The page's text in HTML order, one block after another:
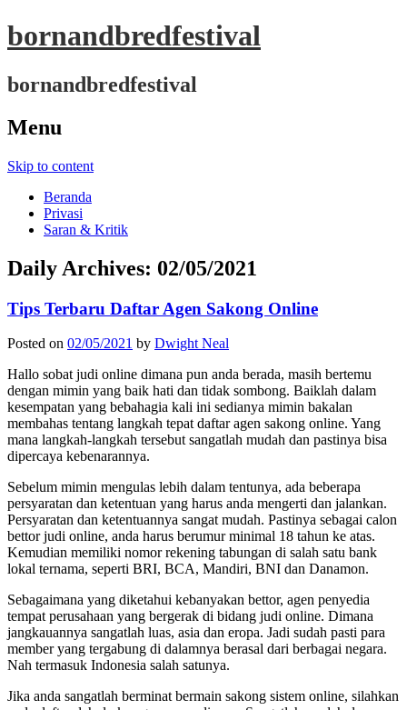
bornandbredfestival
bornandbredfestival
Menu
Skip to content
Beranda
Privasi
Saran & Kritik
Daily Archives: 02/05/2021
Tips Terbaru Daftar Agen Sakong Online
Posted on 02/05/2021 by Dwight Neal
Hallo sobat judi online dimana pun anda berada, masih bertemu
dengan mimin yang baik hati dan tidak sombong. Baiklah dalam
kesempatan yang bebahagia kali ini sedianya mimin bakalan
membahas tentang langkah tepat daftar agen sakong online. Yang
mana langkah-langkah tersebut sangatlah mudah dan pastinya bisa
dipercaya kebenarannya.
Sebelum mimin mengulas lebih dalam tentunya, ada beberapa
persyaratan dan ketentuan yang harus anda mengerti dan jalankan.
Persyaratan dan ketentuannya sangat mudah. Pastinya sebagai calon
bettor judi online, anda harus berumur minimal 18 tahun ke atas.
Kemudian memiliki nomor rekening tabungan di salah satu bank
lokal ternama, seperti BRI, BCA, Mandiri, BNI dan Danamon.
Sebagaimana yang diketahui kebanyakan bettor, agen penyedia
tempat perusahaan yang bergerak di bidang judi online. Dimana
jangkauannya sangatlah luas, asia dan eropa. Jadi sudah pasti para
member yang tergabung di dalamnya berasal dari berbagai negara.
Nah termasuk Indonesia salah satunya.
Jika anda sangatlah berminat bermain sakong sistem online, silahkan